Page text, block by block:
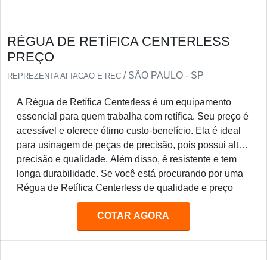
RÉGUA DE RETÍFICA CENTERLESS
PREÇO
REPREZENTA AFIACAO E REC / SÃO PAULO - SP
A Régua de Retífica Centerless é um equipamento
essencial para quem trabalha com retífica. Seu preço é
acessível e oferece ótimo custo-benefício. Ela é ideal
para usinagem de peças de precisão, pois possui alta
precisão e qualidade. Além disso, é resistente e tem
longa durabilidade. Se você está procurando por uma
Régua de Retífica Centerless de qualidade e preço
acessível, não deixe de conferir nossas ofertas.
COTAR AGORA